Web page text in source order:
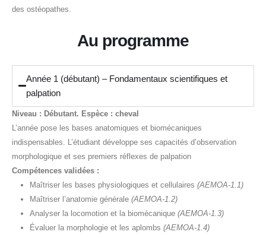
des ostéopathes.
Au programme
Année 1 (débutant) – Fondamentaux scientifiques et
palpation
Niveau : Débutant. Espèce : cheval
L’année pose les bases anatomiques et biomécaniques
indispensables. L’étudiant développe ses capacités d’observation
morphologique et ses premiers réflexes de palpation
Compétences validées :
Maîtriser les bases physiologiques et cellulaires (AEMOA-1.1)
Maîtriser l’anatomie générale (AEMOA-1.2)
Analyser la locomotion et la biomécanique (AEMOA-1.3)
Évaluer la morphologie et les aplombs (AEMOA-1.4)